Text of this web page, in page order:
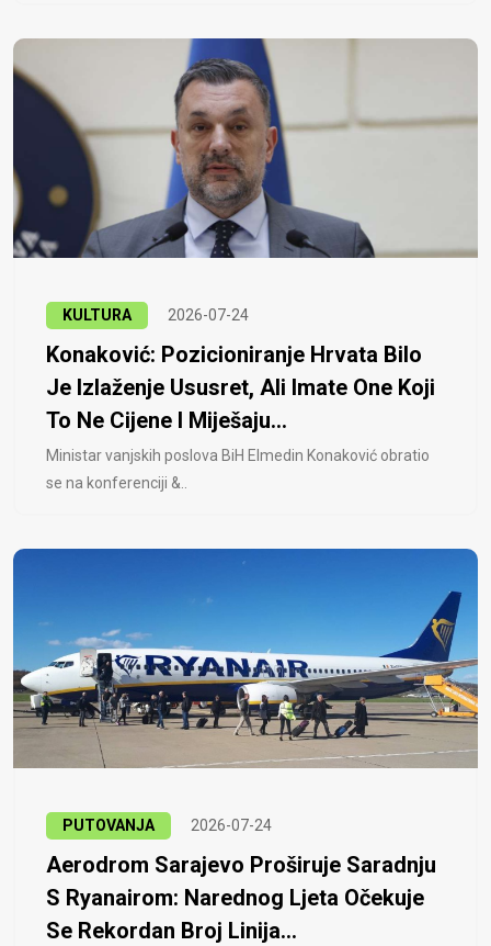
KULTURA 2026-07-24
Konaković: Pozicioniranje Hrvata Bilo
Je Izlaženje Ususret, Ali Imate One Koji
To Ne Cijene I Miješaju...
Ministar vanjskih poslova BiH Elmedin Konaković obratio
se na konferenciji &..
PUTOVANJA 2026-07-24
Aerodrom Sarajevo Proširuje Saradnju
S Ryanairom: Narednog Ljeta Očekuje
Se Rekordan Broj Linija...